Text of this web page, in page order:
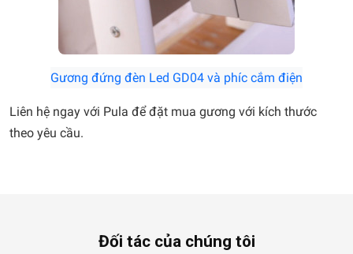
Gương đứng đèn Led GD04 và phíc cắm điện
Liên hệ ngay với Pula để đặt mua gương với kích thước
theo yêu cầu.
Đối tác của chúng tôi